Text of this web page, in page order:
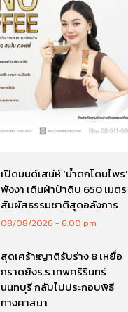
เปิดมนต์เสน่ห์ ‘น้ำตกโตนไพร’
พังงา เดินฝ่าป่าดิบ 650 เมตร
สัมผัสธรรมชาติสุดอลังการ
08/08/2026 6:00 pm
สุดเศร้า!ญาติรับร่าง 8 เหยื่อ
กราดยิงร.ร.เทพศริรินทร์
นนทบุรี กลับไปประกอบพิธี
ทางศาสนา